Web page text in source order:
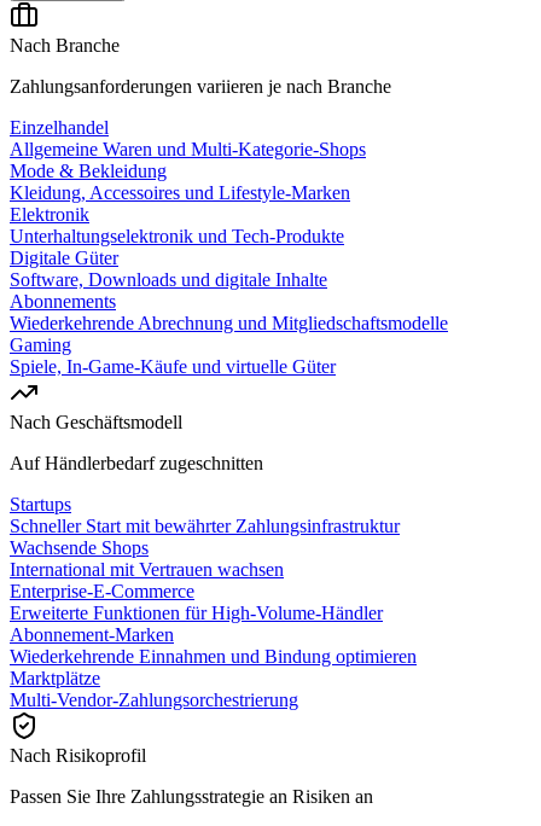
Nach Branche
Zahlungsanforderungen variieren je nach Branche
Einzelhandel
Allgemeine Waren und Multi-Kategorie-Shops
Mode & Bekleidung
Kleidung, Accessoires und Lifestyle-Marken
Elektronik
Unterhaltungselektronik und Tech-Produkte
Digitale Güter
Software, Downloads und digitale Inhalte
Abonnements
Wiederkehrende Abrechnung und Mitgliedschaftsmodelle
Gaming
Spiele, In-Game-Käufe und virtuelle Güter
Nach Geschäftsmodell
Auf Händlerbedarf zugeschnitten
Startups
Schneller Start mit bewährter Zahlungsinfrastruktur
Wachsende Shops
International mit Vertrauen wachsen
Enterprise-E-Commerce
Erweiterte Funktionen für High-Volume-Händler
Abonnement-Marken
Wiederkehrende Einnahmen und Bindung optimieren
Marktplätze
Multi-Vendor-Zahlungsorchestrierung
Nach Risikoprofil
Passen Sie Ihre Zahlungsstrategie an Risiken an